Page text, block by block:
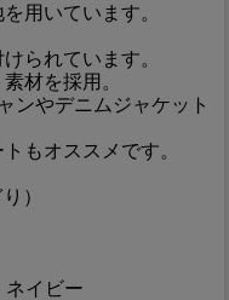
用いています。
られています。
材を採用。
ンやデニムジャケット
もオススメです。
）
ネイビー